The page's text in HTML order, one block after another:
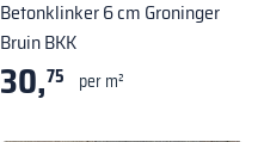
Betonklinker 6 cm Groninger
Bruin BKK
30,75 per m²